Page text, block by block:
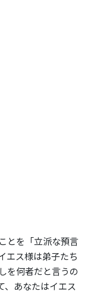
とを「立派な預言
エス様は弟子たち
を何者だと言うの
、あなたはイエス